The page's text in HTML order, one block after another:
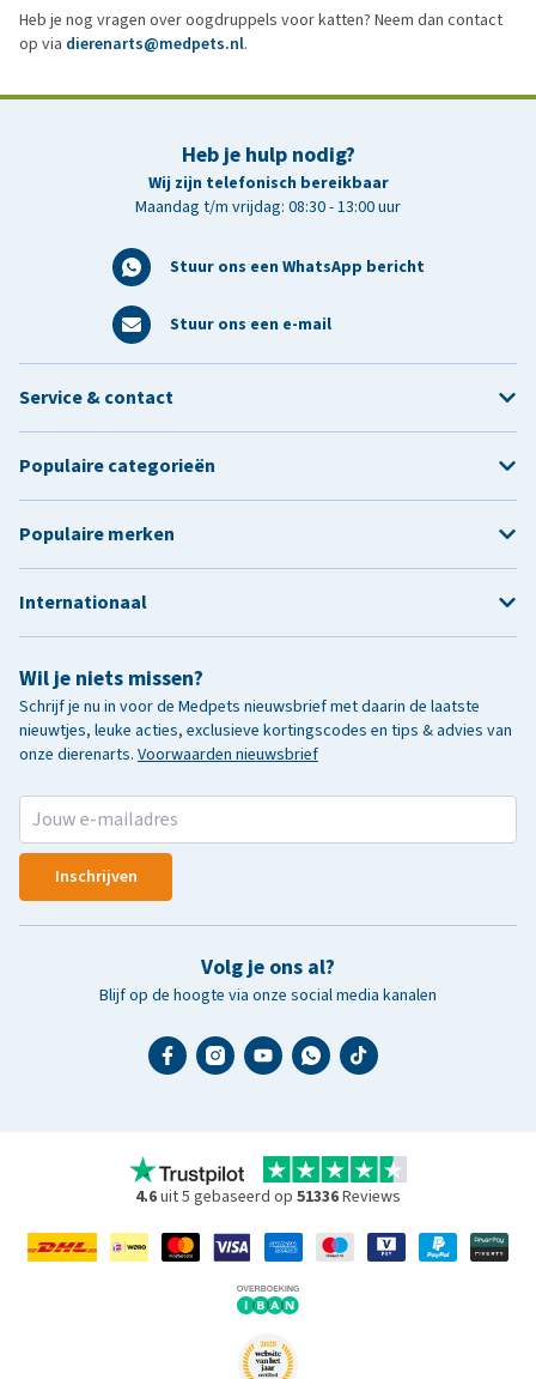
Heb je nog vragen over oogdruppels voor katten? Neem dan contact
op via dierenarts@medpets.nl.
Heb je hulp nodig?
Wij zijn telefonisch bereikbaar
Maandag t/m vrijdag: 08:30 - 13:00 uur
Stuur ons een WhatsApp bericht
Stuur ons een e-mail
Wil je niets missen?
Schrijf je nu in voor de Medpets nieuwsbrief met daarin de laatste
nieuwtjes, leuke acties, exclusieve kortingscodes en tips & advies van
onze dierenarts. Voorwaarden nieuwsbrief
Inschrijven
Volg je ons al?
Blijf op de hoogte via onze social media kanalen
Service & contact
Populaire categorieën
Populaire merken
Internationaal
4.6uit 5 gebaseerd op 51336Reviews